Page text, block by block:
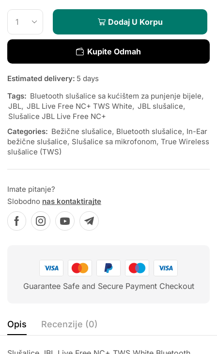
Dodaj U Korpu
Kupite Odmah
Estimated delivery: 5 days
Tags: Bluetooth slušalice sa kućištem za punjenje bijele,
JBL, JBL Live Free NC+ TWS White, JBL slušalice,
Slušalice JBL Live Free NC+
Categories: Bežične slušalice, Bluetooth slušalice, In-Ear
bežične slušalice, Slušalice sa mikrofonom, True Wireless
slušalice (TWS)
Imate pitanje?
Slobodno nas kontaktirajte
Guarantee Safe and Secure Payment Checkout
Opis Recenzije (0)